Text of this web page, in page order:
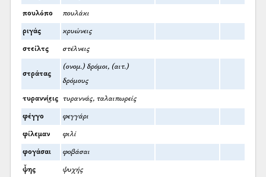
πουλόπο πουλάκι
ριγάς κρυώνεις
στείλτς στέλνεις
στράτας
(ονομ.) δρόμοι, (αιτ.)
δρόμους
τυραννί͜εις τυραννάς, ταλαιπωρείς
φέγγο φεγγάρι
φίλεμαν φιλί
φογάσαι φοβάσαι
ψ̌ης ψυχής